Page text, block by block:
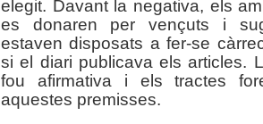
elegit. Davant la negativa, els
es donaren per vençuts i
estaven disposats a fer-se
si el diari publicava els articles.
fou afirmativa i els tractes
aquestes premisses.